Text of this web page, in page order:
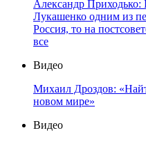
Александр Приходько:
Лукашенко одним из
Россия, то на
все
Видео
Михаил Дроздов:
новом мире»
Видео